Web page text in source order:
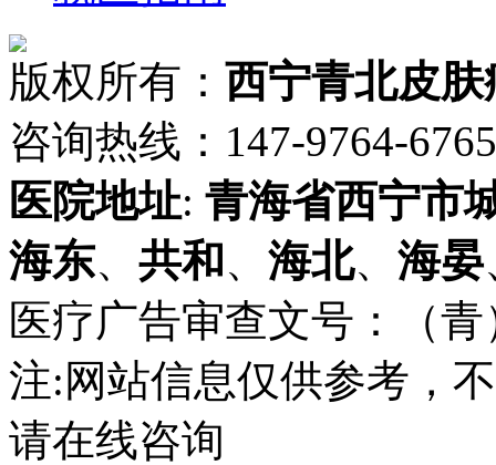
版权所有： 西宁青北皮肤
咨询热线：147-9764-
医院地址: 青海省西宁市
海东、 共和 、 海北、 海晏
医疗广告审查文号：（
注:网站信息仅供参考，
请在线咨询